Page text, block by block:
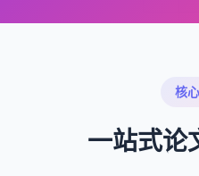
核
一站式论